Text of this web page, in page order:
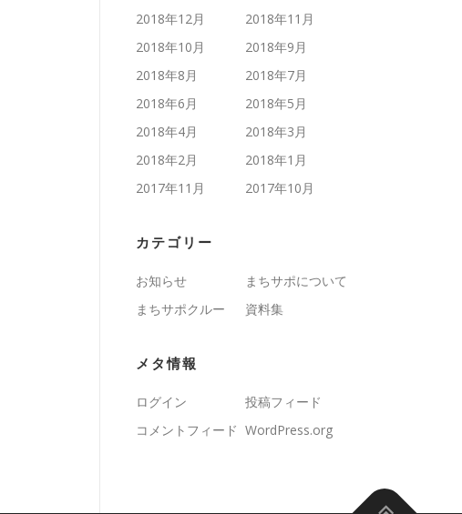
2018年12月
2018年11月
2018年10月
2018年9月
2018年8月
2018年7月
2018年6月
2018年5月
2018年4月
2018年3月
2018年2月
2018年1月
2017年11月
2017年10月
カテゴリー
お知らせ
まちサポについて
まちサポクルー
資料集
メタ情報
ログイン
投稿フィード
コメントフィード WordPress.org